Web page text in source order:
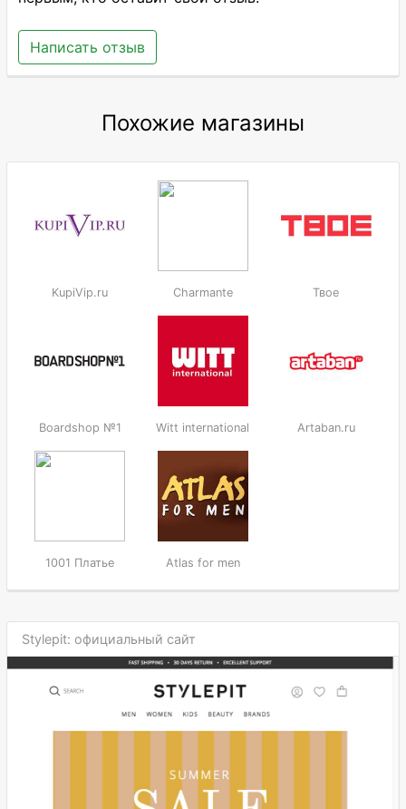
Написать отзыв
Похожие магазины
KupiVip.ru Charmante Твое
Boardshop №1 Witt international Artaban.ru
1001 Платье Atlas for men
Stylepit: официальный сайт